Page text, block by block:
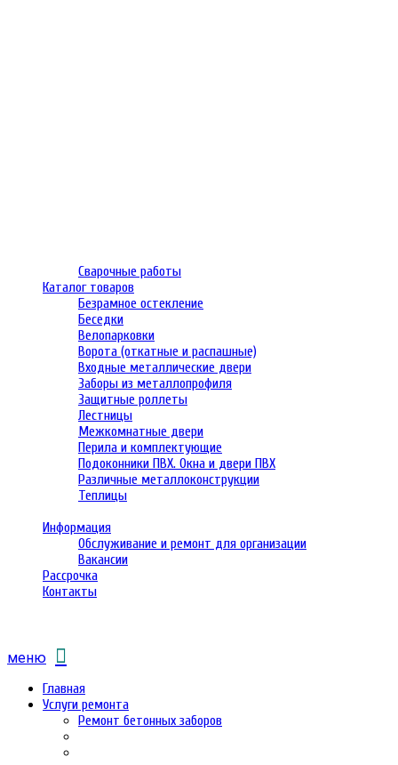
Сварочные работы
Каталог товаров
Безрамное остекление
Беседки
Велопарковки
Ворота (откатные и распашные)
Входные металлические двери
Заборы из металлопрофиля
Защитные роллеты
Лестницы
Межкомнатные двери
Перила и комплектующие
Подоконники ПВХ. Окна и двери ПВХ
Различные металлоконструкции
Теплицы
Информация
Обслуживание и ремонт для организации
Вакансии
Рассрочка
Контакты
меню
Главная
Услуги ремонта
Ремонт бетонных заборов